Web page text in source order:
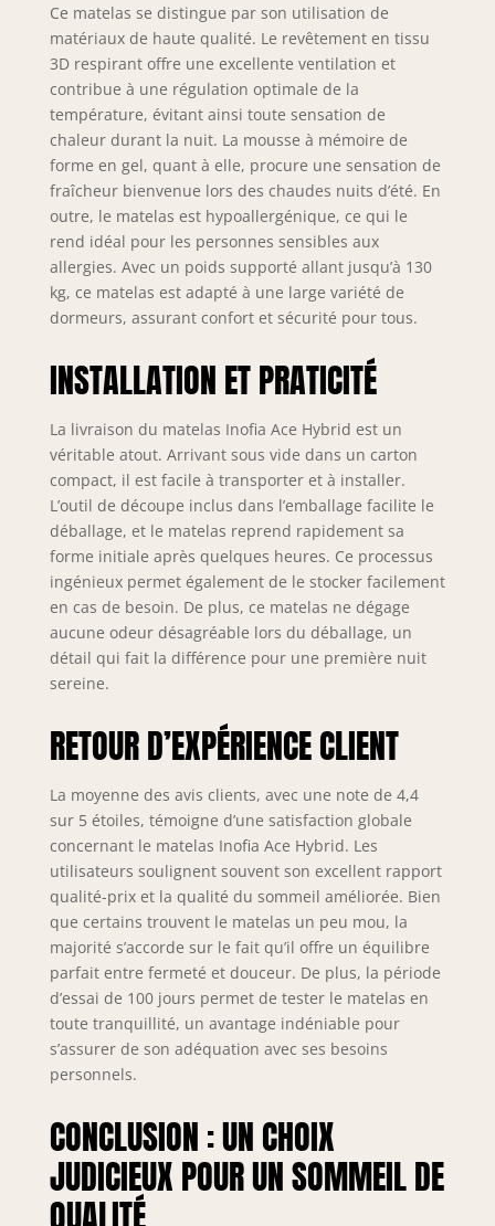
aération optimale
et un flux d'air
correct pour des
conditions de
sommeil idéales à
toute température.
De plus, il est
allergique,
antibactérien et
résistant. Avec une
certification Oeko-
Tex, il est idéal
pour les
allergiques. 🥇
𝐂𝐨𝐧𝐟𝐨𝐫𝐭】 — Le
matelas Ace Hybrid
couches de
confort, conçu
pour ceux qui
préfèrent la
sensation ferme
d'un matelas en
mousse
mémoire.La
couche inférieure
StabilFoam,
associée à une
un système de
ressorts ensachés
un soutien
uniforme de la
colonne vertébrale,
évitant
l'affaissement et
les déformations
pour une
durabilité accrue.
🥇【Besta-ressorts
& Noyau 7 Zones】
Le matelas Ace
Hybride combine
un noyau
ergonomique 7
zones pour un
soutien
Ce matelas se distingue par son utilisation de
matériaux de haute qualité. Le revêtement en tissu
3D respirant offre une excellente ventilation et
contribue à une régulation optimale de la
température, évitant ainsi toute sensation de
chaleur durant la nuit. La mousse à mémoire de
forme en gel, quant à elle, procure une sensation de
fraîcheur bienvenue lors des chaudes nuits d’été. En
outre, le matelas est hypoallergénique, ce qui le
rend idéal pour les personnes sensibles aux
allergies. Avec un poids supporté allant jusqu’à 130
kg, ce matelas est adapté à une large variété de
dormeurs, assurant confort et sécurité pour tous.
INSTALLATION ET PRATICITÉ
La livraison du matelas Inofia Ace Hybrid est un
véritable atout. Arrivant sous vide dans un carton
compact, il est facile à transporter et à installer.
L’outil de découpe inclus dans l’emballage facilite le
déballage, et le matelas reprend rapidement sa
forme initiale après quelques heures. Ce processus
ingénieux permet également de le stocker facilement
en cas de besoin. De plus, ce matelas ne dégage
aucune odeur désagréable lors du déballage, un
détail qui fait la différence pour une première nuit
sereine.
RETOUR D’EXPÉRIENCE CLIENT
La moyenne des avis clients, avec une note de 4,4
sur 5 étoiles, témoigne d’une satisfaction globale
concernant le matelas Inofia Ace Hybrid. Les
utilisateurs soulignent souvent son excellent rapport
qualité-prix et la qualité du sommeil améliorée. Bien
que certains trouvent le matelas un peu mou, la
majorité s’accorde sur le fait qu’il offre un équilibre
parfait entre fermeté et douceur. De plus, la période
d’essai de 100 jours permet de tester le matelas en
toute tranquillité, un avantage indéniable pour
s’assurer de son adéquation avec ses besoins
personnels.
CONCLUSION : UN CHOIX
JUDICIEUX POUR UN SOMMEIL DE